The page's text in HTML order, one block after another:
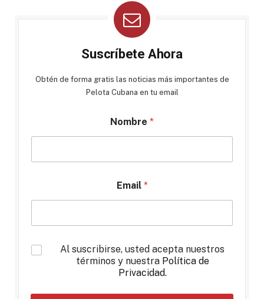
Suscríbete Ahora
Obtén de forma gratis las noticias más importantes de
Pelota Cubana en tu email
Nombre *
Email *
*
Al suscribirse, usted acepta nuestros
términos y nuestra Política de
Privacidad.